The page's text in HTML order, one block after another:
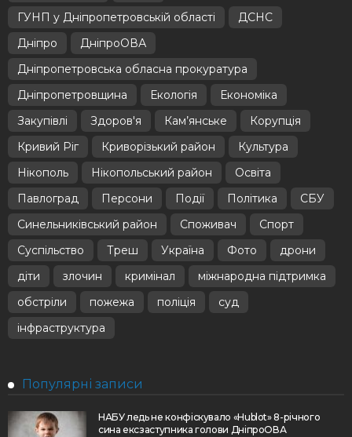
ГУНП у Дніпропетровській області
ДСНС
Дніпро
ДніпроОВА
Дніпропетровська обласна прокуратура
Дніпропетровщина
Екологія
Економіка
Закупівлі
Здоров'я Кам’янське
Корупція
Кривий Ріг
Криворізький район
Культура
Нікополь
Нікопольський район
Освіта
Павлоград
Персони Події Політика
СБУ
Синельниківський район
Споживач
Спорт
Суспільство
Треш Україна Фото
дрони
діти
злочин кримінал
міжнародна підтримка
обстріли
пожежа поліція
суд
інфраструктура
Популярні записи
НАБУ ледь не конфіскувало «Hublot» 8-річного
сина ексзаступника голови ДніпроОВА